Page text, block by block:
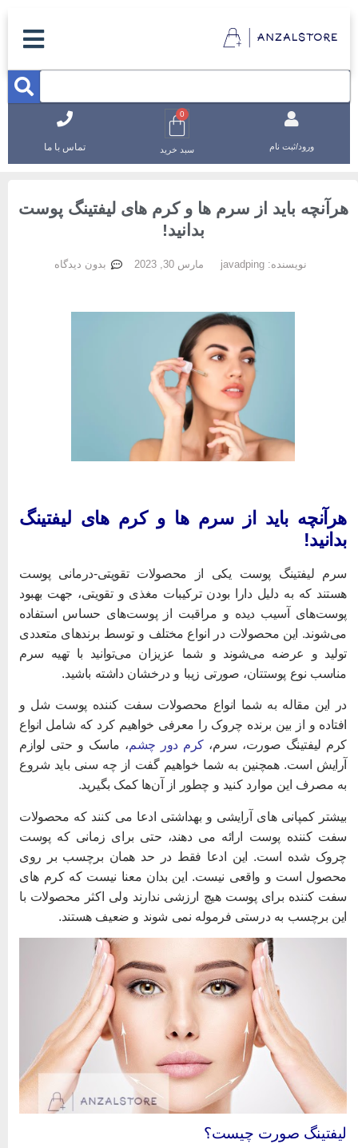
ورود/ثبت نام سبد خرید تماس با ما
باید از سرم ها و کرم های لیفتینگ پوست
بدانید!
نویسنده:javadping مارس 30, 2023 بدون دیدگاه
باید از سرم ها و کرم های لیفتینگ
لیفتینگ پوست یکی از محصولات تقویتی-درمانی پوست
که به دلیل دارا بودن ترکیبات مغذی و تقویتی، جهت بهبود
آسیب دیده و مراقبت از پوست‌های حساس استفاده
این محصولات در انواع مختلف و توسط برندهای متعددی
و عرضه می‌شوند و شما عزیزان می‌توانید با تهیه سرم
نوع پوستتان، صورتی زیبا و درخشان داشته باشید.
این مقاله به شما انواع محصولات سفت کننده پوست شل و
و از بین برنده چروک را معرفی خواهیم کرد که شامل انواع
لیفتینگ صورت، سرم،کرم دور چشم، ماسک و حتی لوازم
است. همچنین به شما خواهیم گفت از چه سنی باید شروع
مصرف این موارد کنید و چطور از آن‌ها کمک بگیرید.
کمپانی های آرایشی و بهداشتی ادعا می کنند که محصولات
کننده پوست ارائه می دهند، حتی برای زمانی که پوست
شده است. این ادعا فقط در حد همان برچسب بر روی
است و واقعی نیست. این بدان معنا نیست که کرم های
کننده برای پوست هیچ ارزشی ندارند ولی اکثر محصولات با
برچسب به درستی فرموله نمی شوند و ضعیف هستند.
صورت چیست؟